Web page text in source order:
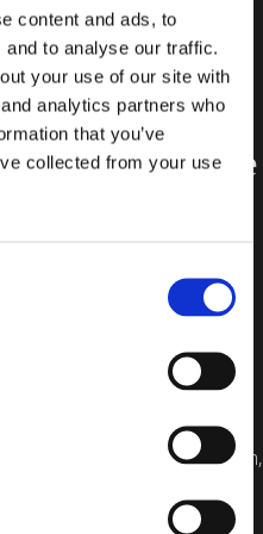
content and ads, to
to analyse our traffic.
your use of our site with
analytics partners who
that you’ve
collected from your use
Kreativtat und
stil miy einer
vielzahl von
deklinationene
Entdecken Sie eine
Möglichkeiten, um mit
auffälligen Markierungen,
Geometrien sehr